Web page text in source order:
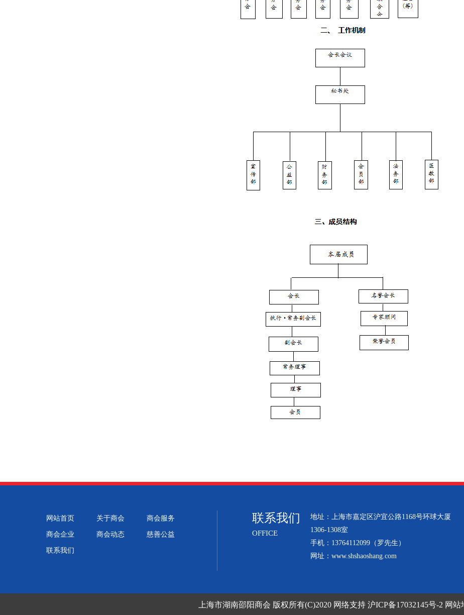
网站首页 关于商会 商会服务
商会企业 商会动态 慈善公益
联系我们
联系我们
OFFICE
地址：上海市嘉定区沪宜公路1168号环球大厦
1306-1308室
手机：13764112099（罗先生）
网址： www.shshaoshang.com
上海市湖南邵阳商会 版权所有(C)2020 网络支持 沪ICP备17032145号-2 网站